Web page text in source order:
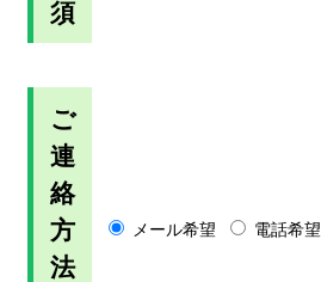
須
ご
連
絡
方
法
メール希望 電話希望